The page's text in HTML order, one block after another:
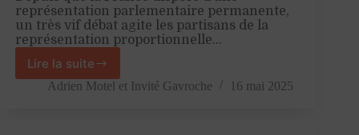
représentation parlementaire permanente,
un très vif débat agite les partisans de la
représentation proportionnelle…
Lire la suite
La
représentation
Adrien Motel et Invité Gavroche 16 mai 2025